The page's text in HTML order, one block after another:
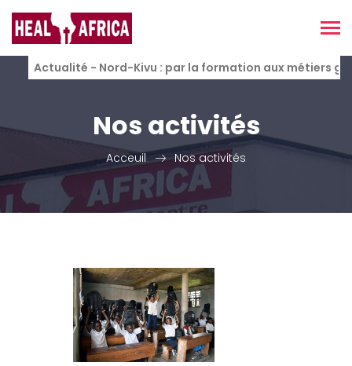
Actualité - Nord-Kivu : par la formation aux métiers
Nos activités
Acceuil Nos activités